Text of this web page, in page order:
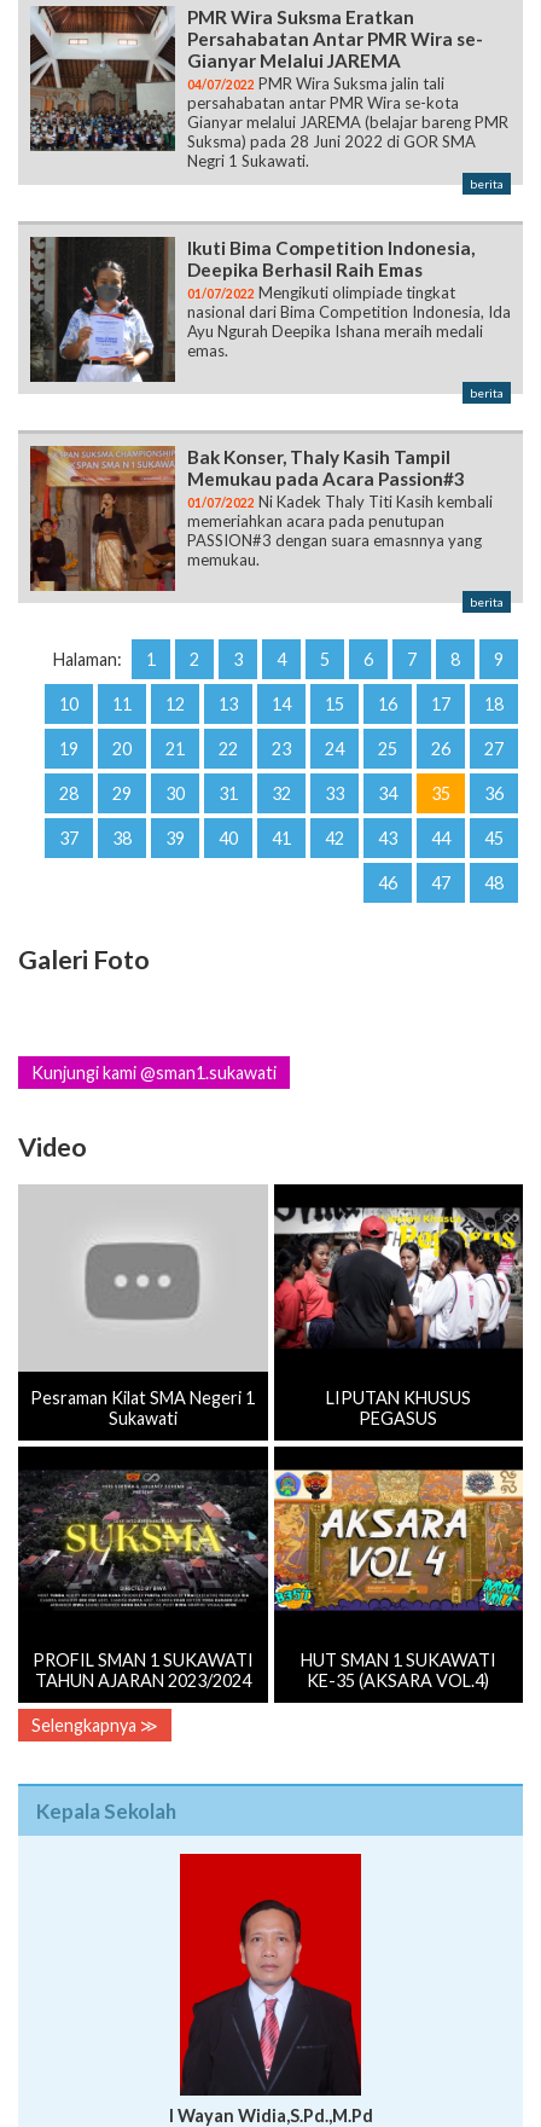
PMR Wira Suksma Eratkan
Persahabatan Antar PMR Wira se-
Gianyar Melalui JAREMA
04/07/2022 PMR Wira Suksma jalin tali
persahabatan antar PMR Wira se-kota
Gianyar melalui JAREMA (belajar bareng PMR
Suksma) pada 28 Juni 2022 di GOR SMA
Negri 1 Sukawati.
berita
Ikuti Bima Competition Indonesia,
Deepika Berhasil Raih Emas
01/07/2022 Mengikuti olimpiade tingkat
nasional dari Bima Competition Indonesia, Ida
Ayu Ngurah Deepika Ishana meraih medali
emas.
berita
Bak Konser, Thaly Kasih Tampil
Memukau pada Acara Passion#3
01/07/2022 Ni Kadek Thaly Titi Kasih kembali
memeriahkan acara pada penutupan
PASSION#3 dengan suara emasnnya yang
memukau.
berita
Halaman: 1 2 3 4 5 6 7 8 9
10 11 12 13 14 15 16 17 18
19 20 21 22 23 24 25 26 27
28 29 30 31 32 33 34 35 36
37 38 39 40 41 42 43 44 45
46 47 48
Galeri Foto
Kunjungi kami @sman1.sukawati
Video
Pesraman Kilat SMA Negeri 1
Sukawati
LIPUTAN KHUSUS
PEGASUS
PROFIL SMAN 1 SUKAWATI
TAHUN AJARAN 2023/2024
HUT SMAN 1 SUKAWATI
KE-35 (AKSARA VOL.4)
Selengkapnya ≫
Kepala Sekolah
I Wayan Widia,S.Pd.,M.Pd